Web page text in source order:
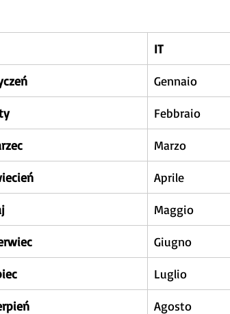
IT
Gennaio
Febbraio
Marzo
Aprile
Maggio
Giugno
Luglio
Agosto